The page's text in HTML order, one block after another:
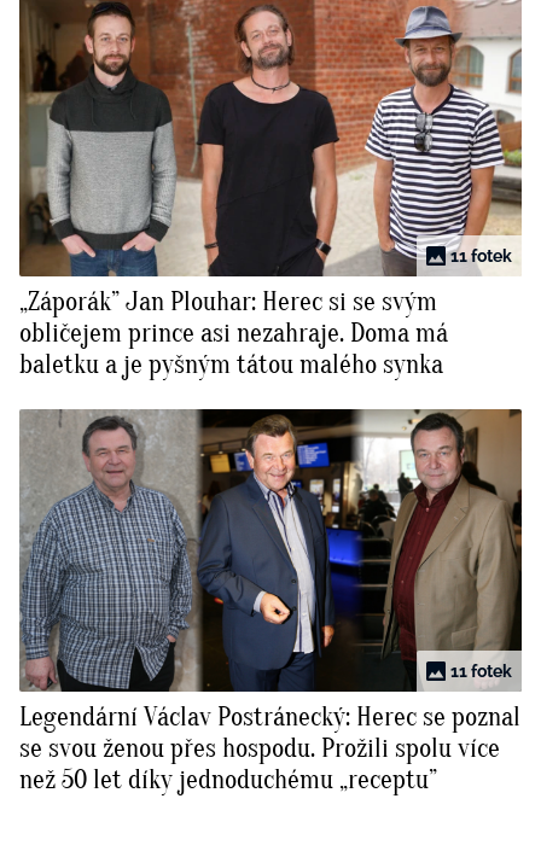
11 fotek
„Záporák” Jan Plouhar: Herec si se svým
obličejem prince asi nezahraje. Doma má
baletku a je pyšným tátou malého synka
11 fotek
Legendární Václav Postránecký: Herec se poznal
se svou ženou přes hospodu. Prožili spolu více
než 50 let díky jednoduchému „receptu”